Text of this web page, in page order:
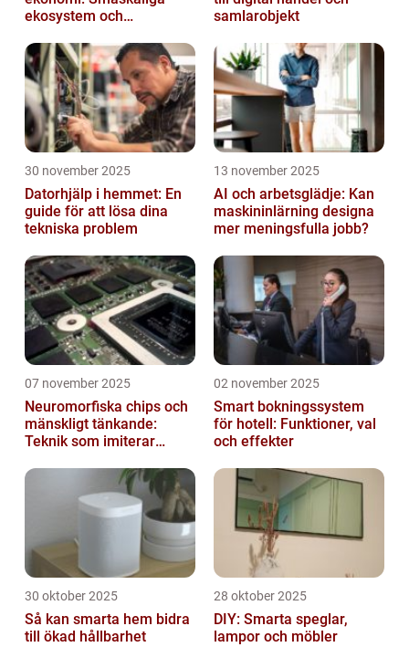
ekosystem och
samlarobjekt
30 november 2025
Datorhjälp i hemmet: En
guide för att lösa dina
tekniska problem
13 november 2025
AI och arbetsglädje: Kan
maskininlärning designa
mer meningsfulla jobb?
07 november 2025
Neuromorfiska chips och
mänskligt tänkande:
Teknik som imiterar
02 november 2025
Smart bokningssystem
för hotell: Funktioner, val
och effekter
30 oktober 2025
Så kan smarta hem bidra
till ökad hållbarhet
28 oktober 2025
DIY: Smarta speglar,
lampor och möbler